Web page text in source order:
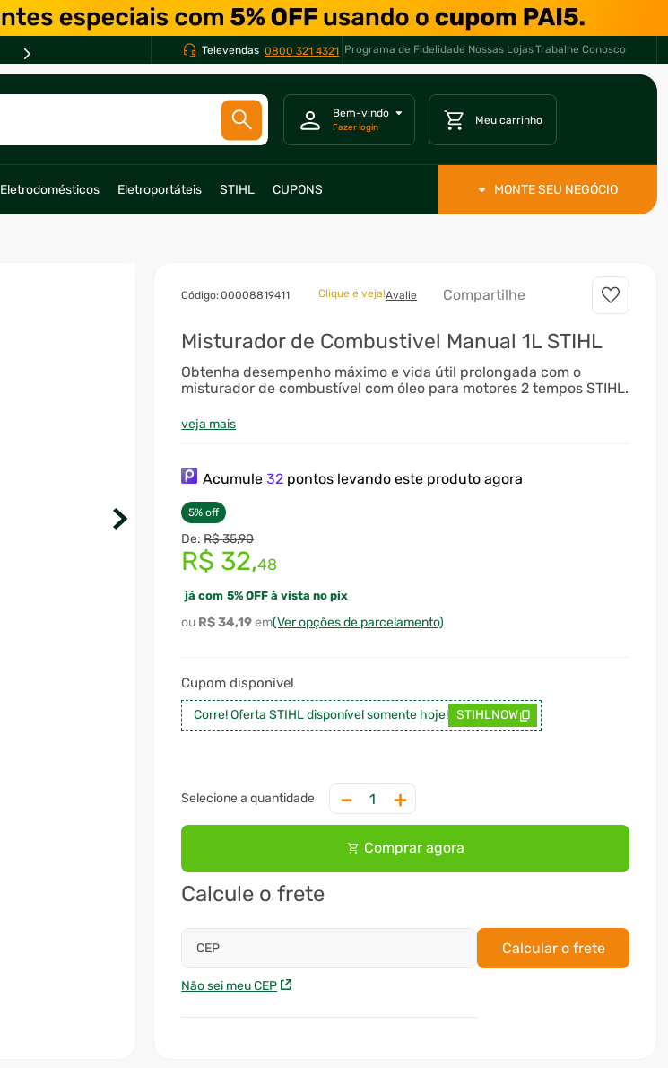
Televendas 0800 321 4321 Programa de Fidelidade Nossas LojasTrabalhe Conosco
Eletrodomésticos Eletroportáteis STIHL CUPONS MONTE SEU NEGÓCIO
:00008819411 Clique e veja!Avalie Compartilhe
Misturador de Combustivel Manual 1L STIHL
Obtenha desempenho máximo e vida útil prolongada com o
misturador de combustível com óleo para motores 2 tempos STIHL.
veja mais
Acumule32 pontos levando este produto agora
5% off
R$35,90
R$ 32,48
já com 5% OFF à vista no pix
R$34,19 (Ver opções de parcelamento)
Cupom disponível
Corre! Oferta STIHL disponível somente hoje! STIHLNOW
＋
－
Comprar agora
Calcule o frete
CEP
Não sei meu CEP
Calcular o frete